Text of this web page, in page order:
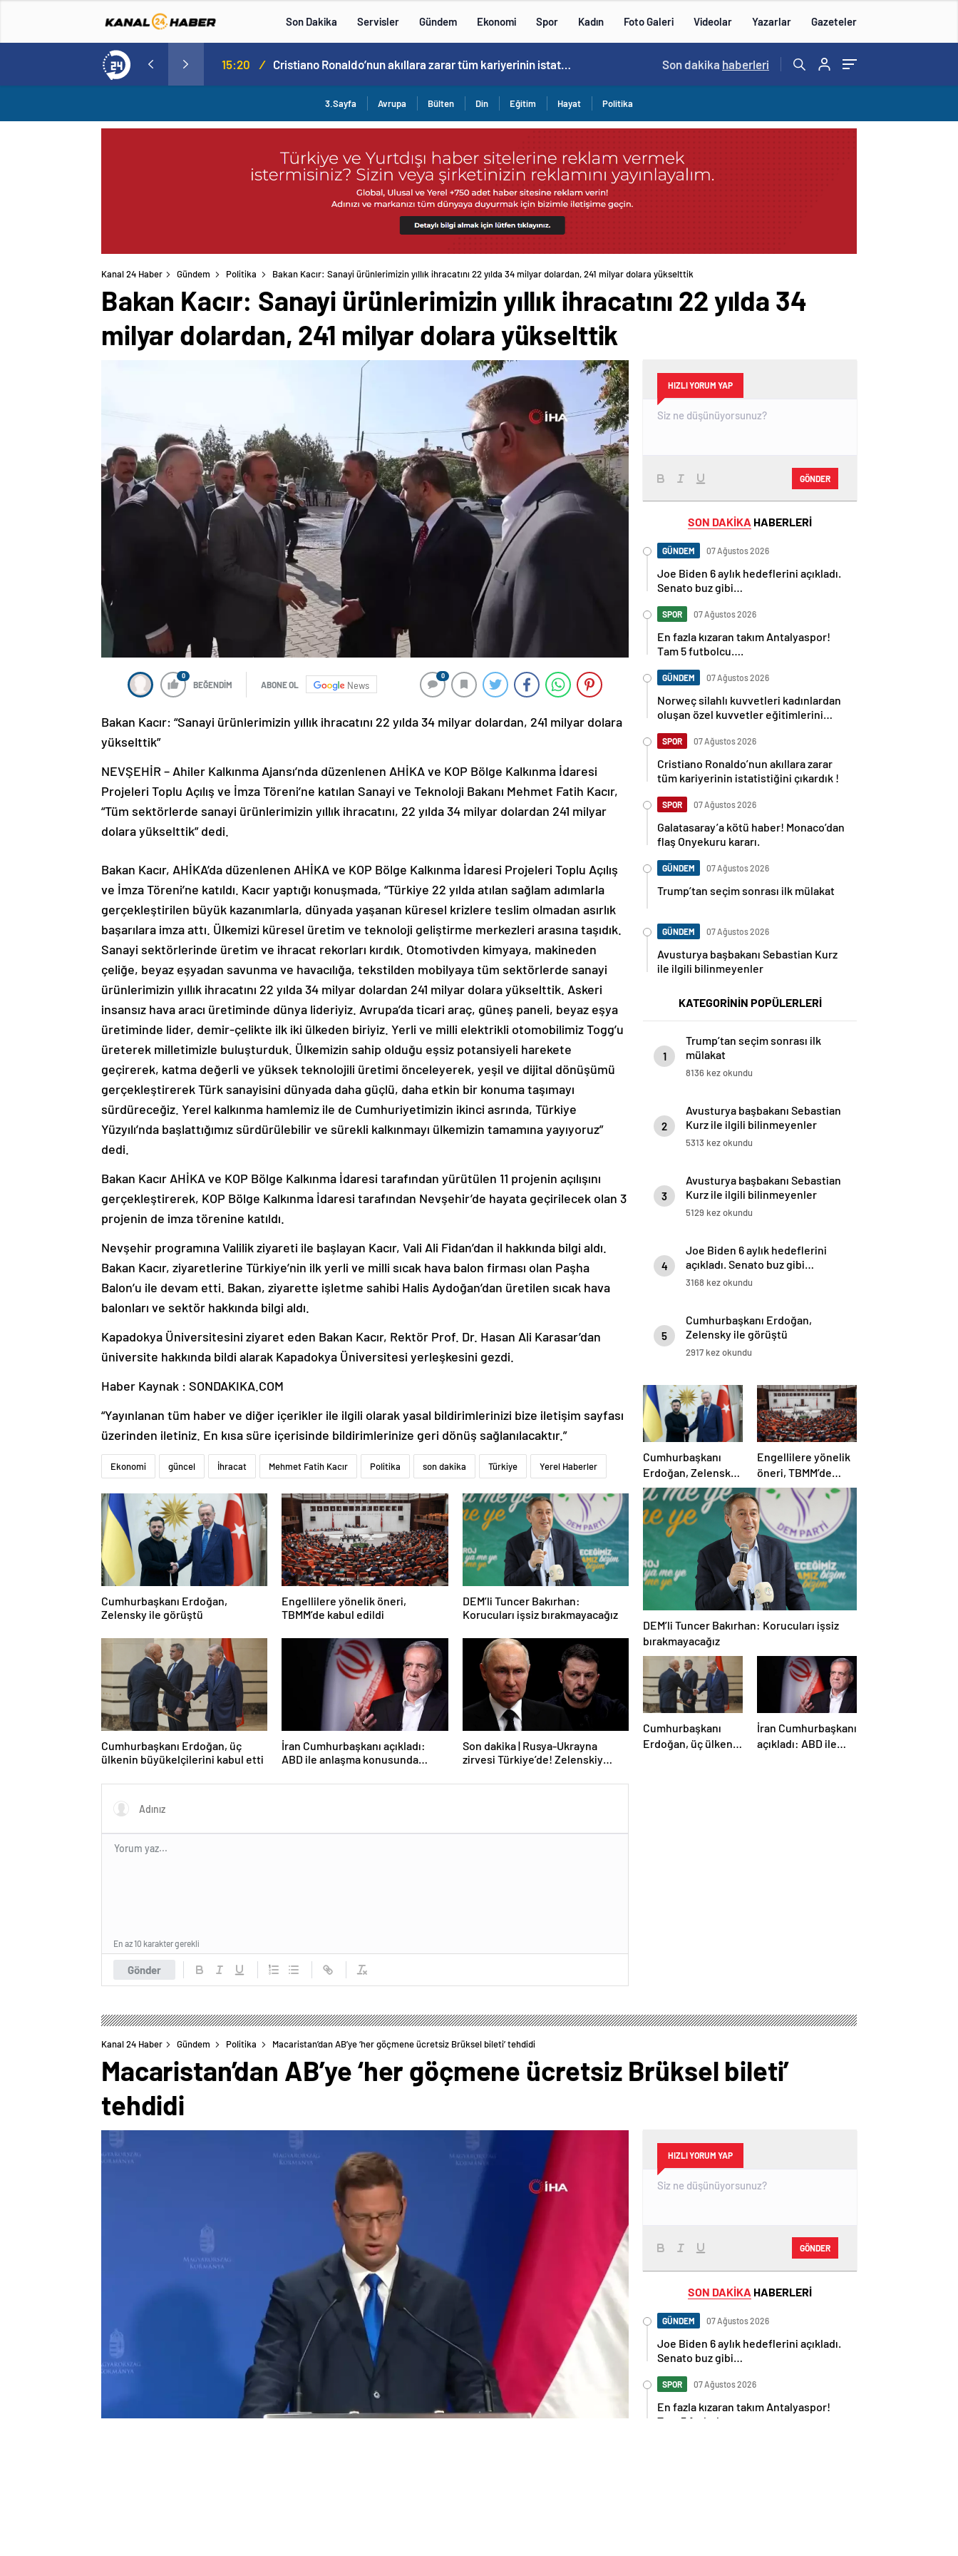
Son Dakika Servisler Gündem Ekonomi Spor Kadın Foto Galeri Videolar Yazarlar Gazeteler
Norweç silahlı kuvvetleri kadınlardan oluşan özel kuvvetler eğitimlerini başlattı. 15:20 / Cristiano Ronaldo’nun akıllara zarar tüm kariyerinin istatistiğini çıkardık ! 14:57 /
Son dakika haberleri
3.Sayfa Avrupa Bülten Din Eğitim Hayat Politika
Kanal 24 Haber Gündem Politika Bakan Kacır: Sanayi ürünlerimizin yıllık ihracatını 22 yılda 34 milyar dolardan, 241 milyar dolara yükselttik
Bakan Kacır: Sanayi ürünlerimizin yıllık ihracatını 22 yılda 34
milyar dolardan, 241 milyar dolara yükselttik
0
BEĞENDİM ABONE OL News
0
Bakan Kacır: “Sanayi ürünlerimizin yıllık ihracatını 22 yılda 34 milyar dolardan, 241 milyar dolara
yükselttik”
NEVŞEHİR – Ahiler Kalkınma Ajansı’nda düzenlenen AHİKA ve KOP Bölge Kalkınma İdaresi
Projeleri Toplu Açılış ve İmza Töreni’ne katılan Sanayi ve Teknoloji Bakanı Mehmet Fatih Kacır,
“Tüm sektörlerde sanayi ürünlerimizin yıllık ihracatını, 22 yılda 34 milyar dolardan 241 milyar
dolara yükselttik” dedi.
Bakan Kacır, AHİKA’da düzenlenen AHİKA ve KOP Bölge Kalkınma İdaresi Projeleri Toplu Açılış
ve İmza Töreni’ne katıldı. Kacır yaptığı konuşmada, “Türkiye 22 yılda atılan sağlam adımlarla
gerçekleştirilen büyük kazanımlarla, dünyada yaşanan küresel krizlere teslim olmadan asırlık
başarılara imza attı. Ülkemizi küresel üretim ve teknoloji geliştirme merkezleri arasına taşıdık.
Sanayi sektörlerinde üretim ve ihracat rekorları kırdık. Otomotivden kimyaya, makineden
çeliğe, beyaz eşyadan savunma ve havacılığa, tekstilden mobilyaya tüm sektörlerde sanayi
ürünlerimizin yıllık ihracatını 22 yılda 34 milyar dolardan 241 milyar dolara yükselttik. Askeri
insansız hava aracı üretiminde dünya lideriyiz. Avrupa’da ticari araç, güneş paneli, beyaz eşya
üretiminde lider, demir-çelikte ilk iki ülkeden biriyiz. Yerli ve milli elektrikli otomobilimiz Togg’u
üreterek milletimizle buluşturduk. Ülkemizin sahip olduğu eşsiz potansiyeli harekete
geçirerek, katma değerli ve yüksek teknolojili üretimi önceleyerek, yeşil ve dijital dönüşümü
gerçekleştirerek Türk sanayisini dünyada daha güçlü, daha etkin bir konuma taşımayı
sürdüreceğiz. Yerel kalkınma hamlemiz ile de Cumhuriyetimizin ikinci asrında, Türkiye
Yüzyılı’nda başlattığımız sürdürülebilir ve sürekli kalkınmayı ülkemizin tamamına yayıyoruz”
dedi.
Bakan Kacır AHİKA ve KOP Bölge Kalkınma İdaresi tarafından yürütülen 11 projenin açılışını
gerçekleştirerek, KOP Bölge Kalkınma İdaresi tarafından Nevşehir’de hayata geçirilecek olan 3
projenin de imza törenine katıldı.
Nevşehir programına Valilik ziyareti ile başlayan Kacır, Vali Ali Fidan’dan il hakkında bilgi aldı.
Bakan Kacır, ziyaretlerine Türkiye’nin ilk yerli ve milli sıcak hava balon firması olan Paşha
Balon’u ile devam etti. Bakan, ziyarette işletme sahibi Halis Aydoğan’dan üretilen sıcak hava
balonları ve sektör hakkında bilgi aldı.
Kapadokya Üniversitesini ziyaret eden Bakan Kacır, Rektör Prof. Dr. Hasan Ali Karasar’dan
üniversite hakkında bildi alarak Kapadokya Üniversitesi yerleşkesini gezdi.
Haber Kaynak : SONDAKIKA.COM
“Yayınlanan tüm haber ve diğer içerikler ile ilgili olarak yasal bildirimlerinizi bize iletişim sayfası
üzerinden iletiniz. En kısa süre içerisinde bildirimlerinize geri dönüş sağlanılacaktır.”
Ekonomi güncel İhracat Mehmet Fatih Kacır Politika son dakika Türkiye Yerel Haberler
Cumhurbaşkanı Erdoğan,
Zelensky ile görüştü
Engellilere yönelik öneri,
TBMM’de kabul edildi
DEM’li Tuncer Bakırhan:
Korucuları işsiz bırakmayacağız
Cumhurbaşkanı Erdoğan, üç
ülkenin büyükelçilerini kabul etti
İran Cumhurbaşkanı açıkladı:
ABD ile anlaşma konusunda
Son dakika | Rusya-Ukrayna
zirvesi Türkiye’de! Zelenskiy
Gözler perşembe gününe çevrildi
Gönder
En az 10 karakter gerekli
HIZLI YORUM YAP
GÖNDER
SON DAKİKA HABERLERİ
GÜNDEM 07 Ağustos 2026
Joe Biden 6 aylık hedeflerini açıkladı.
Senato buz gibi…
SPOR 07 Ağustos 2026
En fazla kızaran takım Antalyaspor!
Tam 5 futbolcu….
GÜNDEM 07 Ağustos 2026
Norweç silahlı kuvvetleri kadınlardan
oluşan özel kuvvetler eğitimlerini
SPOR 07 Ağustos 2026
Cristiano Ronaldo’nun akıllara zarar
tüm kariyerinin istatistiğini çıkardık !
SPOR 07 Ağustos 2026
Galatasaray’a kötü haber! Monaco’dan
flaş Onyekuru kararı.
GÜNDEM 07 Ağustos 2026
Trump’tan seçim sonrası ilk mülakat
GÜNDEM 07 Ağustos 2026
Avusturya başbakanı Sebastian Kurz
ile ilgili bilinmeyenler
KATEGORİNİN POPÜLERLERİ
1
Trump’tan seçim sonrası ilk
mülakat
8136 kez okundu
2
Avusturya başbakanı Sebastian
Kurz ile ilgili bilinmeyenler
5313 kez okundu
3
Avusturya başbakanı Sebastian
Kurz ile ilgili bilinmeyenler
5129 kez okundu
4
Joe Biden 6 aylık hedeflerini
açıkladı. Senato buz gibi…
3168 kez okundu
5
Cumhurbaşkanı Erdoğan,
Zelensky ile görüştü
2917 kez okundu
Cumhurbaşkanı
Erdoğan, Zelensky
ile görüştü
Engellilere yönelik
öneri, TBMM’de
kabul edildi
DEM’li Tuncer Bakırhan: Korucuları işsiz
bırakmayacağız
Cumhurbaşkanı
Erdoğan, üç ülkenin
İran Cumhurbaşkanı
açıkladı: ABD ile
Kanal 24 Haber Gündem Politika Macaristan’dan AB’ye ‘her göçmene ücretsiz Brüksel bileti’ tehdidi
Macaristan’dan AB’ye ‘her göçmene ücretsiz Brüksel bileti’
tehdidi
HIZLI YORUM YAP
GÖNDER
SON DAKİKA HABERLERİ
GÜNDEM 07 Ağustos 2026
Joe Biden 6 aylık hedeflerini açıkladı.
Senato buz gibi…
SPOR 07 Ağustos 2026
En fazla kızaran takım Antalyaspor!
Tam 5 futbolcu….